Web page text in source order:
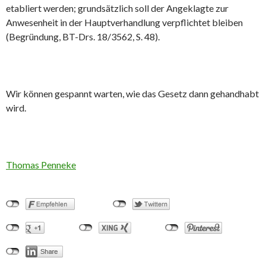
etabliert werden; grundsätzlich soll der Angeklagte zur
Anwesenheit in der Hauptverhandlung verpflichtet bleiben
(Begründung, BT-Drs. 18/3562, S. 48).
Wir können gespannt warten, wie das Gesetz dann gehandhabt
wird.
Thomas Penneke